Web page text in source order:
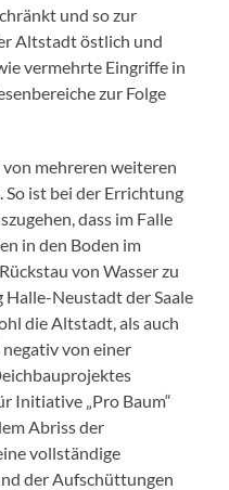
und so zur
Altstadt östlich und
vermehrte Eingriffe in
zur Folge
von mehreren weiteren
ist bei der Errichtung
dass im Falle
in den Boden im
von Wasser zu
Halle-Neustadt der Saale
die Altstadt, als auch
von einer
Initiative „Pro Baum“
Abriss der
vollständige
der Aufschüttungen